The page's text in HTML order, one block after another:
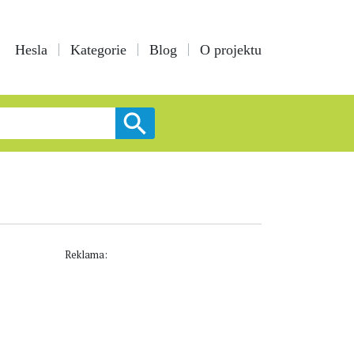
Hesla Kategorie Blog O projektu
Reklama: